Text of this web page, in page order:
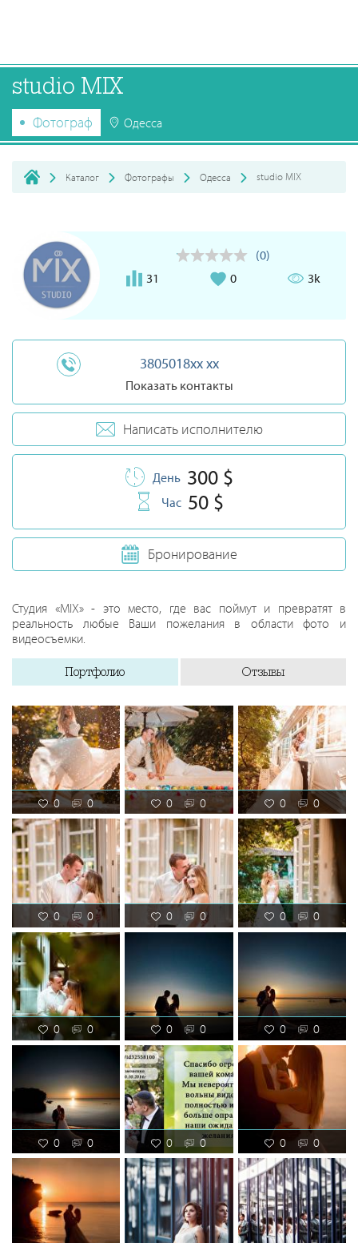
studio MIX
Фотограф Одесса
Каталог Фотографы Одесса studio MIX
(0)
31
0 3k
3805018xx xx
Показать контакты
Написать исполнителю
День 300 $
Час 50 $
Бронирование
Студия «MIX» - это место, где вас поймут и превратят в
реальность любые Ваши пожелания в области фото и
видеосъемки.
Портфолио Отзывы
0 0 0 0 0 0
0 0 0 0 0 0
0 0 0 0 0 0
0 0 0 0 0 0